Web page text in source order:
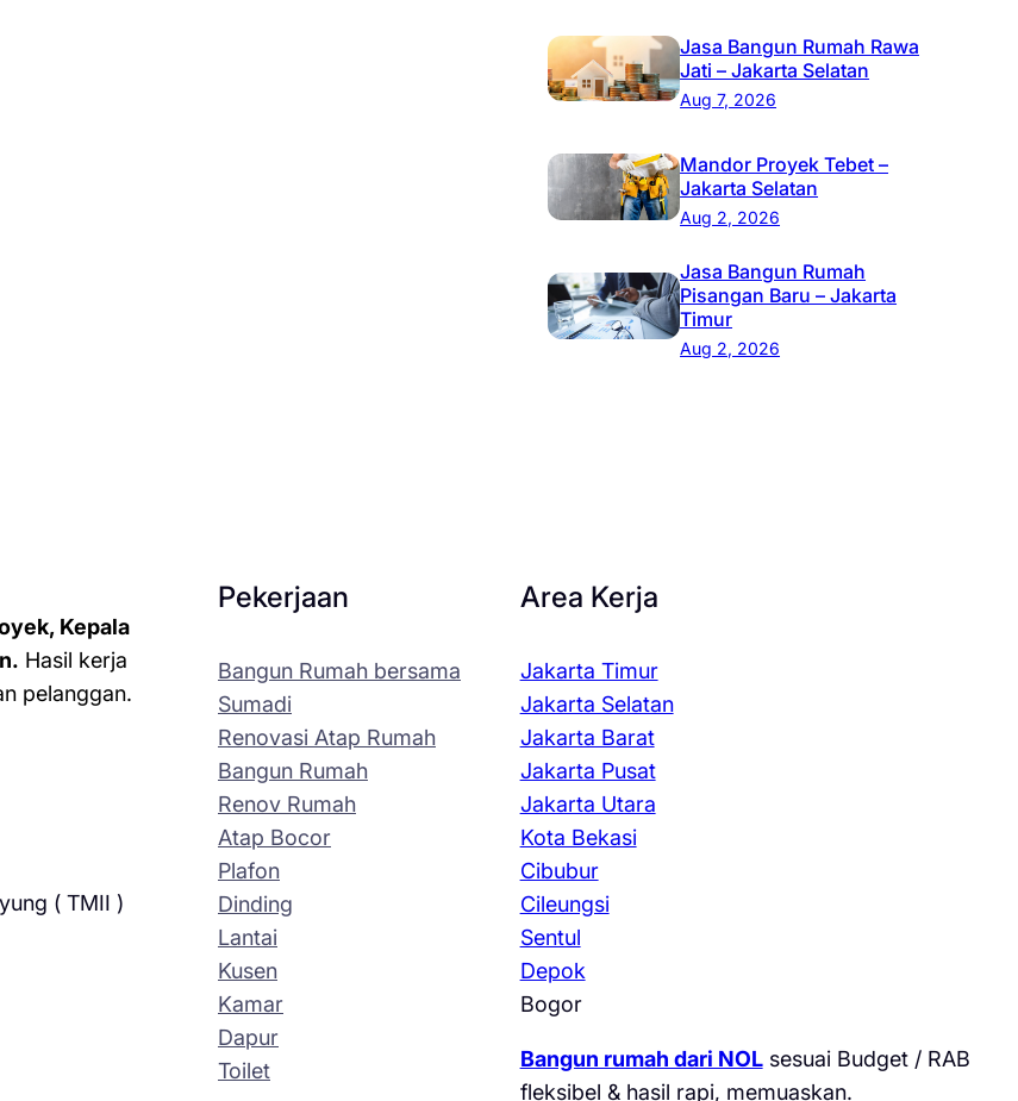
Jasa Bangun Rumah Rawa
Jati – Jakarta Selatan
Aug 7, 2026
Mandor Proyek Tebet –
Jakarta Selatan
Aug 2, 2026
Jasa Bangun Rumah
Pisangan Baru – Jakarta
Timur
Aug 2, 2026
Kepala
Hasil kerja
pelanggan.
( TMII )
Pekerjaan
Bangun Rumah bersama
Sumadi
Renovasi Atap Rumah
Bangun Rumah
Renov Rumah
Atap Bocor
Plafon
Dinding
Lantai
Kusen
Kamar
Dapur
Toilet
Area Kerja
Jakarta Timur
Jakarta Selatan
Jakarta Barat
Jakarta Pusat
Jakarta Utara
Kota Bekasi
Cibubur
Cileungsi
Sentul
Depok
Bogor
Bangun rumah dari NOLsesuai Budget / RAB
fleksibel & hasil rapi, memuaskan.